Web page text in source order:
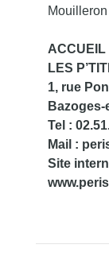
ACCUEIL
LES
1, rue
Tel :
Mail :
Site